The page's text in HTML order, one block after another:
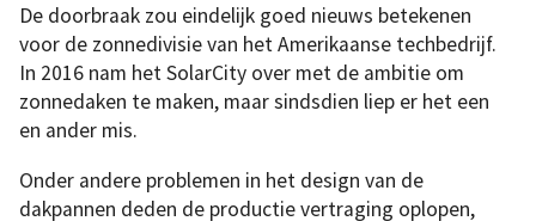
De doorbraak zou eindelijk goed nieuws betekenen
voor de zonnedivisie van het Amerikaanse techbedrijf.
In 2016 nam het SolarCity over met de ambitie om
zonnedaken te maken, maar sindsdien liep er het een
en ander mis.
Onder andere problemen in het design van de
dakpannen deden de productie vertraging oplopen,